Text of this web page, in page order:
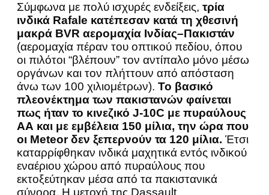
Σύμφωνα με πολύ ισχυρές ενδείξεις, τρία
ινδικά Rafale κατέπεσαν κατά τη χθεσινή
μακρά BVR αερομαχία Ινδίας–Πακιστάν
(αερομαχία πέραν του οπτικού πεδίου, όπου
οι πιλότοι “βλέπουν” τον αντίπαλο μόνο μέσω
οργάνων και τον πλήττουν από απόσταση
άνω των 100 χιλιομέτρων). Το βασικό
πλεονέκτημα των πακιστανών φαίνεται
πως ήταν το κινεζικό J-10C με πυραύλους
ΑΑ και με εμβέλεια 150 μίλια, την ώρα που
οι Μeteor δεν ξεπερνούν τα 120 μίλια. Έτσι
καταρρίφθηκαν ινδικά μαχητικά εντός ινδικού
εναέριου χώρου από πυραύλους που
εκτοξεύτηκαν μέσα από τα πακιστανικά
σύνορα. Η μετοχή της Dassault